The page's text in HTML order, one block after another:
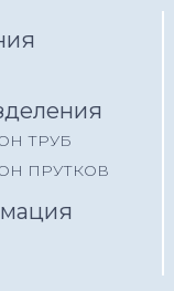
ТРУБ
ПРУТКОВ